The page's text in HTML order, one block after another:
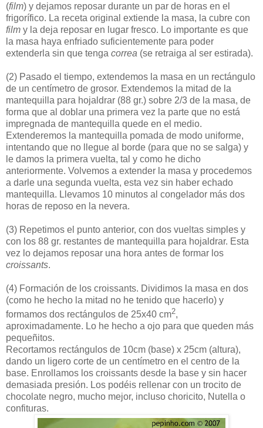
(film) y dejamos reposar durante un par de horas en el
frigorífico. La receta original extiende la masa, la cubre con
film y la deja reposar en lugar fresco. Lo importante es que
la masa haya enfriado suficientemente para poder
extenderla sin que tenga correa (se retraiga al ser estirada).
(2) Pasado el tiempo, extendemos la masa en un rectángulo
de un centímetro de grosor. Extendemos la mitad de la
mantequilla para hojaldrar (88 gr.) sobre 2/3 de la masa, de
forma que al doblar una primera vez la parte que no está
impregnada de mantequilla quede en el medio.
Extenderemos la mantequilla pomada de modo uniforme,
intentando que no llegue al borde (para que no se salga) y
le damos la primera vuelta, tal y como he dicho
anteriormente. Volvemos a extender la masa y procedemos
a darle una segunda vuelta, esta vez sin haber echado
mantequilla. Llevamos 10 minutos al congelador más dos
horas de reposo en la nevera.
(3) Repetimos el punto anterior, con dos vueltas simples y
con los 88 gr. restantes de mantequilla para hojaldrar. Esta
vez lo dejamos reposar una hora antes de formar los
croissants.
(4) Formación de los croissants. Dividimos la masa en dos
(como he hecho la mitad no he tenido que hacerlo) y
formamos dos rectángulos de 25x40 cm2,
aproximadamente. Lo he hecho a ojo para que queden más
pequeñitos.
Recortamos rectángulos de 10cm (base) x 25cm (altura),
dando un ligero corte de un centímetro en el centro de la
base. Enrollamos los croissants desde la base y sin hacer
demasiada presión. Los podéis rellenar con un trocito de
chocolate negro, mucho mejor, incluso choricito, Nutella o
confituras.